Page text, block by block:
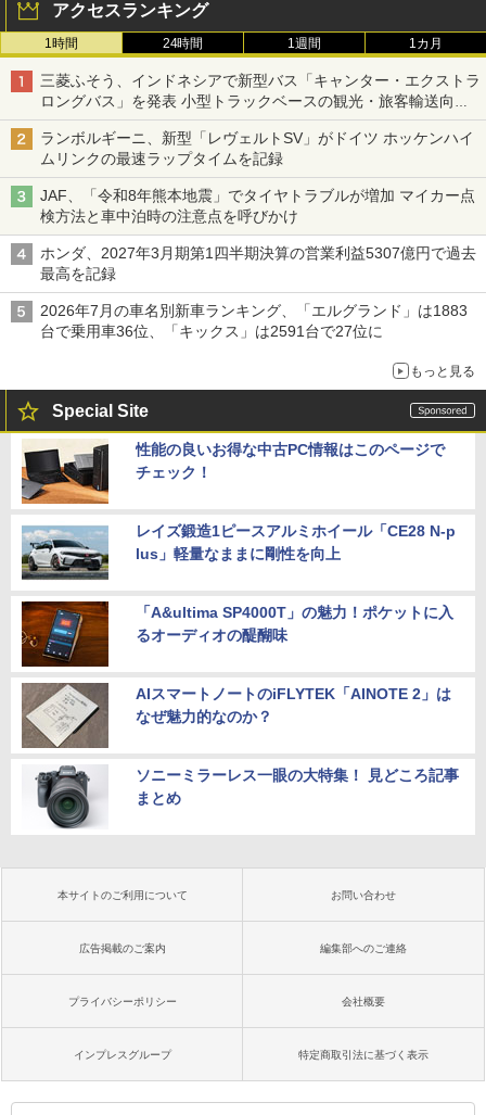
アクセスランキング
1時間 24時間 1週間 1カ月
三菱ふそう、インドネシアで新型バス「キャンター・エクストラ
ロングバス」を発表 小型トラックベースの観光・旅客輸送向け
バス
ランボルギーニ、新型「レヴェルトSV」がドイツ ホッケンハイ
ムリンクの最速ラップタイムを記録
JAF、「令和8年熊本地震」でタイヤトラブルが増加 マイカー点
検方法と車中泊時の注意点を呼びかけ
ホンダ、2027年3月期第1四半期決算の営業利益5307億円で過去
最高を記録
2026年7月の車名別新車ランキング、「エルグランド」は1883
台で乗用車36位、「キックス」は2591台で27位に
もっと見る
Special Site
性能の良いお得な中古PC情報はこのページで
チェック！
レイズ鍛造1ピースアルミホイール「CE28 N-p
lus」軽量なままに剛性を向上
「A&ultima SP4000T」の魅力！ポケットに入
るオーディオの醍醐味
AIスマートノートのiFLYTEK「AINOTE 2」は
なぜ魅力的なのか？
ソニーミラーレス一眼の大特集！ 見どころ記事
まとめ
本サイトのご利用について お問い合わせ
広告掲載のご案内 編集部へのご連絡
プライバシーポリシー 会社概要
インプレスグループ 特定商取引法に基づく表示